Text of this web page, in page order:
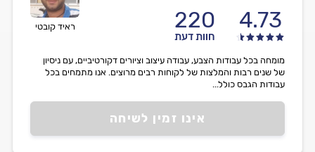
ראיד קובטי 4.73
220
חוות דעת
אינו זמין לשיחה
מומחה בכל עבודות הצבע, עבודה עיצוב וציורים דקורטיביים, עם ניסיון
של שנים רבות והמלצות של לקוחות רבים מרוצים. אנו מתמחים בכל
עבודות הגבס כולל...